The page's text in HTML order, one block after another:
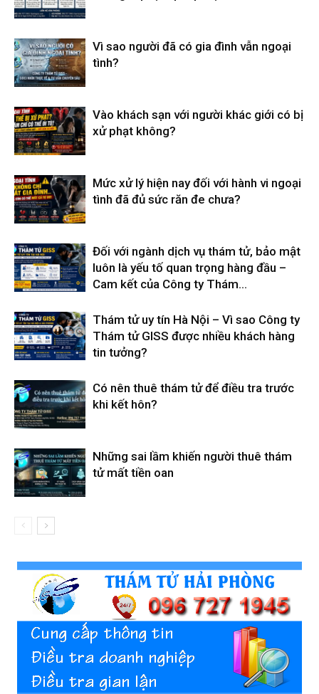
Vì sao người đã có gia đình vẫn ngoại
tình?
Vào khách sạn với người khác giới có bị
xử phạt không?
Mức xử lý hiện nay đối với hành vi ngoại
tình đã đủ sức răn đe chưa?
Đối với ngành dịch vụ thám tử, bảo mật
luôn là yếu tố quan trọng hàng đầu –
Cam kết của Công ty Thám...
Thám tử uy tín Hà Nội – Vì sao Công ty
Thám tử GISS được nhiều khách hàng
tin tưởng?
Có nên thuê thám tử để điều tra trước
khi kết hôn?
Những sai lầm khiến người thuê thám
tử mất tiền oan